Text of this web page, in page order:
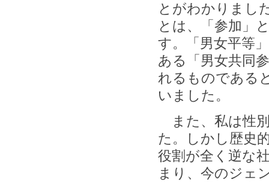
とがわかりまし
とは、「参加」
す。「男女平等
ある「男女共同
れるものである
いました。
また、私は性
た。しかし歴史
役割が全く逆な
まり、今のジェ